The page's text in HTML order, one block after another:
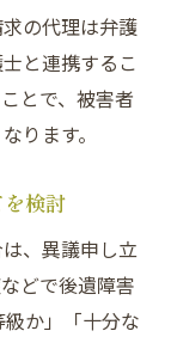
の代理は弁護
と連携するこ
とで、被害者
ります。
検討
、異議申し立
どで後遺障害
か」「十分な